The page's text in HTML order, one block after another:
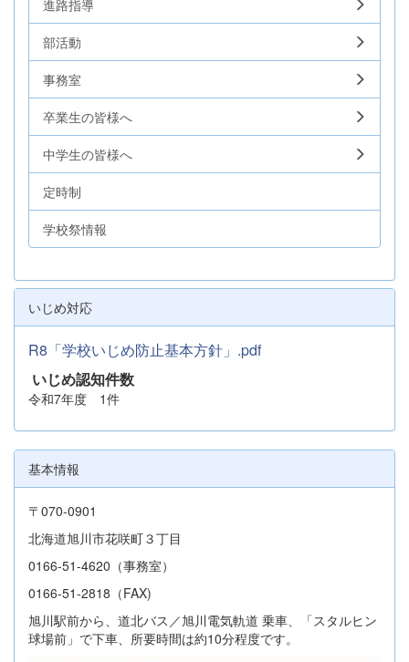
進路指導
部活動
事務室
卒業生の皆様へ
中学生の皆様へ
定時制
学校祭情報
いじめ対応
R8「学校いじめ防止基本方針」.pdf
いじめ認知件数
令和7年度 1件
基本情報
〒070-0901
北海道旭川市花咲町３丁目
0166-51-4620（事務室）
0166-51-2818（FAX)
旭川駅前から、道北バス／旭川電気軌道 乗車、「スタルヒン
球場前」で下車、所要時間は約10分程度です。